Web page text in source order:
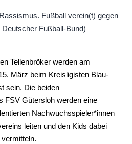
Tellenbröker werden am
März beim Kreisligisten Blau-
sein. Die beiden
FSV Gütersloh werden eine
Nachwuchsspieler*innen
leiten und den Kids dabei